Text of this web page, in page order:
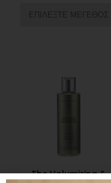
ΕΠΙΛΕΞΤΕ ΜΕΓΕΘΟΣ
The Volumizing &